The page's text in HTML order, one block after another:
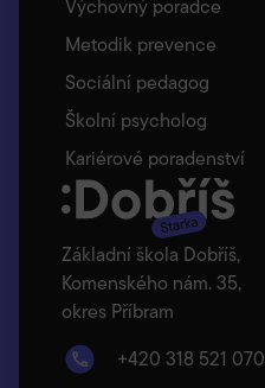
Základní škola Dobříš,
Komenského nám. 35,
okres Příbram
+420 318 521 070
Výchovný poradce
Metodik prevence
Sociální pedagog
Školní psycholog
Kariérové poradenství